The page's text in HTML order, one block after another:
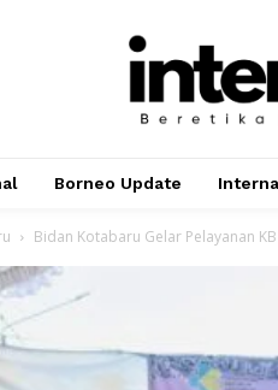
Borneo Update
Bidan Kotabaru Gelar Pelayanan